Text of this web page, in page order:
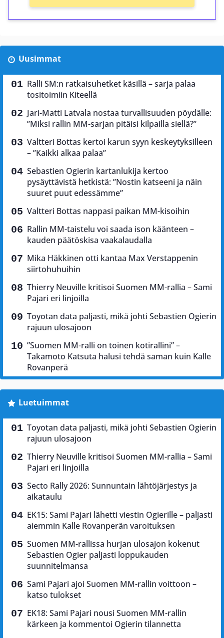
Uusimmat
Ralli SM:n ratkaisuhetket käsillä – sarja palaa
tositoimiin Kiteellä
Jari-Matti Latvala nostaa turvallisuuden pöydälle:
”Miksi rallin MM-sarjan pitäisi kilpailla siellä?”
Valtteri Bottas kertoi karun syyn keskeytyksilleen
– ”Kaikki alkaa palaa”
Sebastien Ogierin kartanlukija kertoo
pysäyttävistä hetkistä: ”Nostin katseeni ja näin
suuret puut edessämme”
Valtteri Bottas nappasi paikan MM-kisoihin
Rallin MM-taistelu voi saada ison käänteen –
kauden päätöskisa vaakalaudalla
Mika Häkkinen otti kantaa Max Verstappenin
siirtohuhuihin
Thierry Neuville kritisoi Suomen MM-rallia – Sami
Pajari eri linjoilla
Toyotan data paljasti, mikä johti Sebastien Ogierin
rajuun ulosajoon
”Suomen MM-ralli on toinen kotirallini” –
Takamoto Katsuta halusi tehdä saman kuin Kalle
Rovanperä
Luetuimmat
Toyotan data paljasti, mikä johti Sebastien Ogierin
rajuun ulosajoon
Thierry Neuville kritisoi Suomen MM-rallia – Sami
Pajari eri linjoilla
Secto Rally 2026: Sunnuntain lähtöjärjestys ja
aikataulu
EK15: Sami Pajari lähetti viestin Ogierille – paljasti
aiemmin Kalle Rovanperän varoituksen
Suomen MM-rallissa hurjan ulosajon kokenut
Sebastien Ogier paljasti loppukauden
suunnitelmansa
Sami Pajari ajoi Suomen MM-rallin voittoon –
katso tulokset
EK18: Sami Pajari nousi Suomen MM-rallin
kärkeen ja kommentoi Ogierin tilannetta